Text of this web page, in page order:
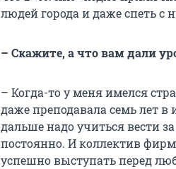
людей города и даже спеть с
– Скажите, а что вам дали
– Когда-то у меня имелся
даже преподавала семь лет в
дальше надо учиться вести
постоянно. И коллектив
успешно выступать перед